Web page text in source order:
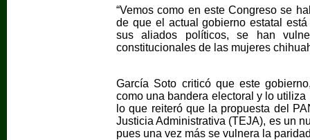
“Vemos como en este Congreso se
de que el actual gobierno estatal
sus aliados políticos, se han
constitucionales de las mujeres
García Soto criticó que este
como una bandera electoral y lo
lo que reiteró que la propuesta del
Justicia Administrativa (TEJA), es un
pues una vez más se vulnera la